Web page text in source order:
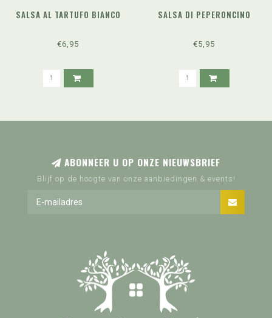
SALSA AL TARTUFO BIANCO
€6,95
SALSA DI PEPERONCINO
€5,95
ABONNEER U OP ONZE NIEUWSBRIEF
Blijf op de hoogte van onze aanbiedingen & events!